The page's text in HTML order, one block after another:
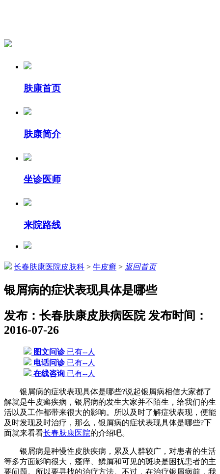
肤康首页
肤康简介
坐诊医师
来院路线
长春肤康医院皮肤科 > 牛皮癣 > 返回首页
银屑病的症状表现具体是哪些
发布：长春肤康皮肤病医院发布时间：
2016-07-26
图文问诊已有--人
电话问诊已有--人
在线咨询 已有--人
银屑病的症状表现具体是哪些?说起银屑病相信大家都了
解就是牛皮癣疾病，银屑病的发生大家并不陌生，给我们的生
活以及工作都带来很大的影响。所以及时了解症状表现，便能
及时发现及时治疗，那么，银屑病的症状表现具体是哪些?下
面就来看看长春肤康医院的介绍吧。
银屑病是种慢性皮肤疾病，累及人群较广，对患者的生活
等多方面影响很大，瘙痒、鳞屑和可见的斑块是困扰患者的主
要问题。所以要寻找的治疗方法。不过，在治疗银屑病前，我